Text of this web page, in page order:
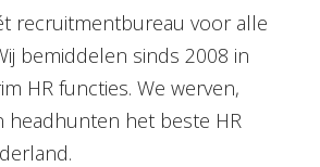
recruitmentbureau voor alle
bemiddelen sinds 2008 in
HR functies. We werven,
headhunten het beste HR